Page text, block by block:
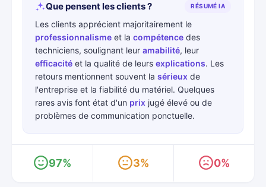
Que pensent les clients ? RÉSUMÉ IA
Les clients apprécient majoritairement le
professionnalisme et la compétence des
techniciens, soulignant leur amabilité, leur
efficacité et la qualité de leurs explications. Les
retours mentionnent souvent la sérieux de
l'entreprise et la fiabilité du matériel. Quelques
rares avis font état d'un prix jugé élevé ou de
problèmes de communication ponctuelle.
97% 3% 0%